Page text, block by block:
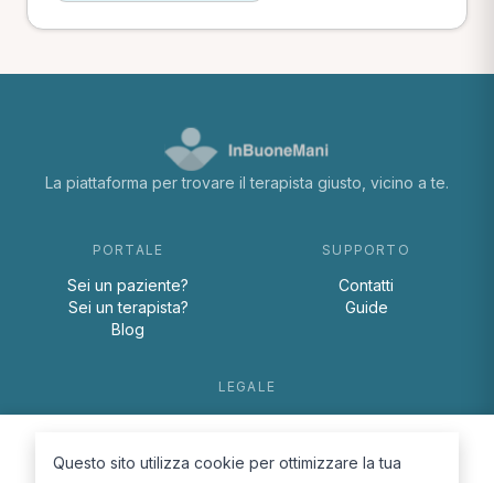
La piattaforma per trovare il terapista giusto, vicino a te.
PORTALE
Sei un paziente?
Sei un terapista?
Blog
SUPPORTO
Contatti
Guide
LEGALE
Cookie Policy
Questo sito utilizza cookie per ottimizzare la tua